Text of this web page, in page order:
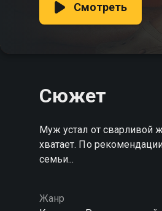
Смотреть
Сюжет
Муж устал от сварливой
хватает. По
семьи...
Жанр